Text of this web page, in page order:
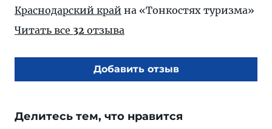
Краснодарский край на «Тонкостях туризма»
Читать все 32 отзыва
Добавить отзыв
Делитесь тем, что нравится